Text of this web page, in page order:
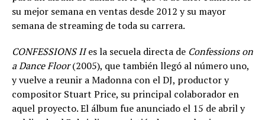
su mejor semana en ventas desde 2012 y su mayor
semana de streaming de toda su carrera.
CONFESSIONS IIes la secuela directa de Confessions on
a Dance Floor(2005), que también llegó al número uno,
y vuelve a reunir a Madonna con el DJ, productor y
compositor Stuart Price, su principal colaborador en
aquel proyecto. El álbum fue anunciado el 15 de abril y